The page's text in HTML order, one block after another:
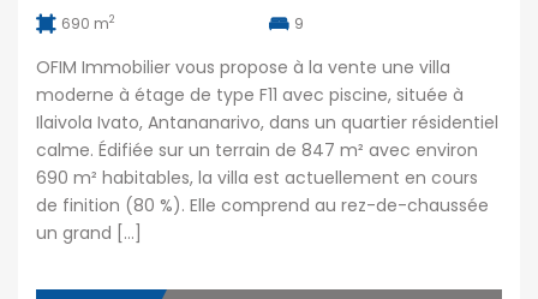
690 m2 9
OFIM Immobilier vous propose à la vente une villa
moderne à étage de type F11 avec piscine, située à
Ilaivola Ivato, Antananarivo, dans un quartier résidentiel
calme. Édifiée sur un terrain de 847 m² avec environ
690 m² habitables, la villa est actuellement en cours
de finition (80 %). Elle comprend au rez-de-chaussée
un grand […]